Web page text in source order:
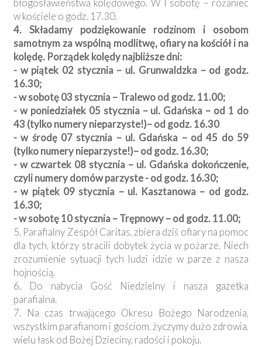
błogosławieństwa kolędowego. W I sobotę – różaniec
w kościele o godz. 17.30.
4. Składamy podziękowanie rodzinom i osobom
samotnym za wspólną modlitwę, ofiary na kościół i na
kolędę. Porządek kolędy najbliższe dni:
- w piątek 02 stycznia – ul. Grunwaldzka – od godz.
16.30;
- w sobotę 03 stycznia – Tralewo od godz. 11.00;
- w poniedziałek 05 stycznia – ul. Gdańska – od 1 do
43 (tylko numery nieparzyste!)– od godz. 16.30
- w środę 07 stycznia – ul. Gdańska – od 45 do 59
(tylko numery nieparzyste!)– od godz. 16.30;
- w czwartek 08 stycznia – ul. Gdańska dokończenie,
czyli numery domów parzyste - od godz. 16.30;
- w piątek 09 stycznia – ul. Kasztanowa – od godz.
16.30;
- w sobotę 10 stycznia – Trępnowy – od godz. 11.00;
5. Parafialny Zespół Caritas, zbiera dziś ofiary na pomoc
dla tych, którzy stracili dobytek życia w pożarze. Niech
zrozumienie sytuacji tych ludzi idzie w parze z nasza
hojnością.
6. Do nabycia Gość Niedzielny i nasza gazetka
parafialna.
7. Na czas trwającego Okresu Bożego Narodzenia,
wszystkim parafianom i gościom, życzymy dużo zdrowia,
wielu łask od Bożej Dzieciny, radości i pokoju.